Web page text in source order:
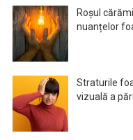
Roșul
nuanțelor
Straturile
vizuală a